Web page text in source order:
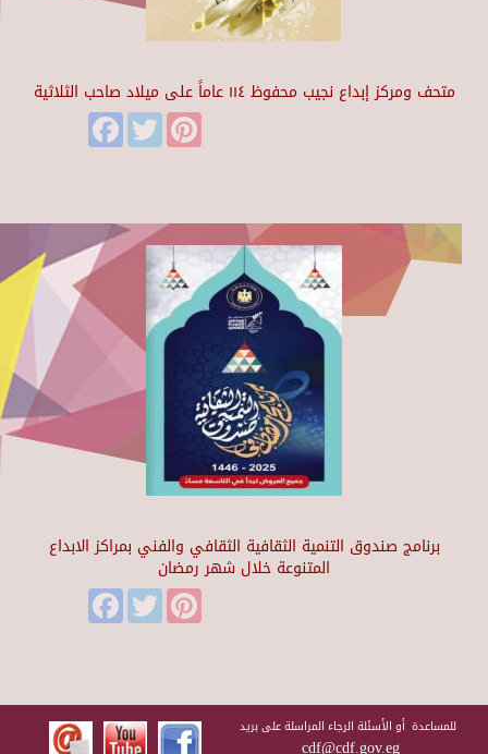
متحف ومركز إبداع نجيب محفوظ ١١٤ عاماً على ميلاد صاحب الثلاثية
FacebookTwitter
برنامج صندوق التنمية الثقافية الثقافي والفني بمراكز الابداع
المتنوعة خلال شهر رمضان
FacebookTwitter
للمساعدة أو الأسئلة الرجاء المراسلة على بريد